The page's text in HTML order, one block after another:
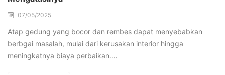
07/05/2025
Atap gedung yang bocor dan rembes dapat menyebabkan
berbgai masalah, mulai dari kerusakan interior hingga
meningkatnya biaya perbaikan.…